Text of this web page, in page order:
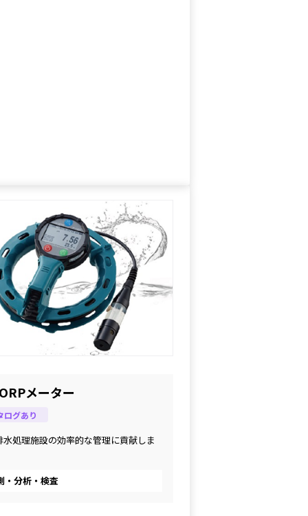
メーター
ログあり
水処理施設の効率的な管理に貢献しま
・分析・検査